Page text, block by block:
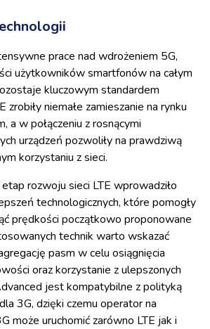
prace nad wdrożeniem 5G,
użytkowników smartfonów na całym
kluczowym standardem
zrobiły niemałe zamieszanie na rynku
a w połączeniu z rosnącymi
urządzeń pozwoliły na prawdziwą
korzystaniu z sieci.
rozwoju sieci LTE wprowadziło
technologicznych, które pomogły
prędkości początkowo proponowane
technik warto wskazać
pasm w celu osiągnięcia
oraz korzystanie z ulepszonych
jest kompatybilne z polityką
3G, dzięki czemu operator na
może uruchomić zarówno LTE jak i